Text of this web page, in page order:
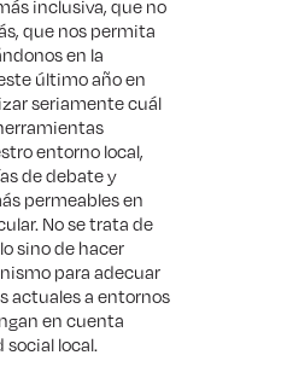
inclusiva, que no
que nos permita
en la
último año en
seriamente cuál
entorno local,
de debate y
permeables en
No se trata de
sino de hacer
para adecuar
actuales a entornos
en cuenta
social local.